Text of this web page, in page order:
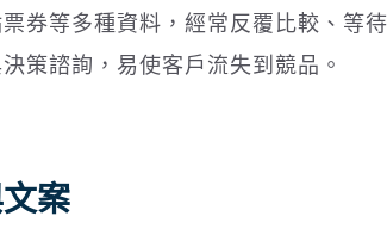
券等多種資料，經常反覆比較、等
策諮詢，易使客戶流失到競品。
案